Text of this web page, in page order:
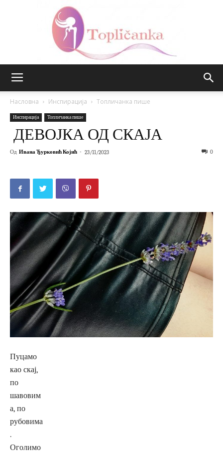
Насловна Инспирација Топличанка пише
Инспирација Топличанка пише
ДЕВОЈКА ОД СКАЈА
Од Ивана Ђурковић Којић - 23/11/2023 0
Пуцамо
као скај,
по
шавовим
а, по
рубовима
.
Оголимо